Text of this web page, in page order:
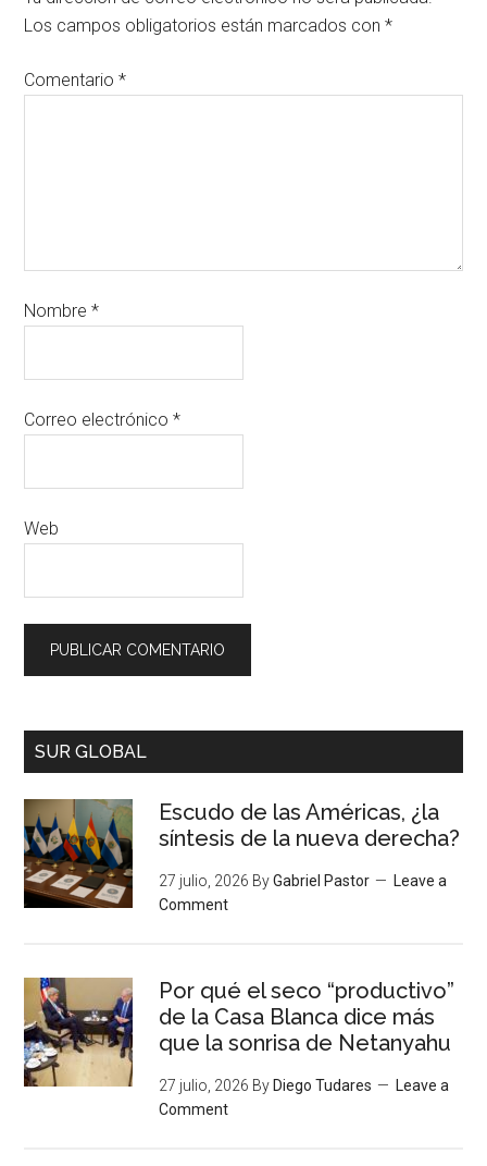
Los campos obligatorios están marcados con*
Comentario*
Nombre*
Correo electrónico*
Web
SUR GLOBAL
Escudo de las Américas, ¿la
síntesis de la nueva derecha?
27 julio, 2026 ByGabriel Pastor
Leave a
Comment
Por qué el seco “productivo”
de la Casa Blanca dice más
que la sonrisa de Netanyahu
27 julio, 2026 By Diego Tudares
Leave a
Comment